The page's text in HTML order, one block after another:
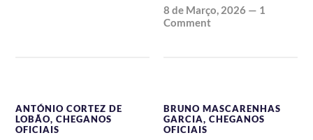
8 de Março, 2026 — 1
Comment
ANTÓNIO CORTEZ DE
LOBÃO,CHEGANOS
OFICIAIS
BRUNO MASCARENHAS
GARCIA,CHEGANOS
OFICIAIS